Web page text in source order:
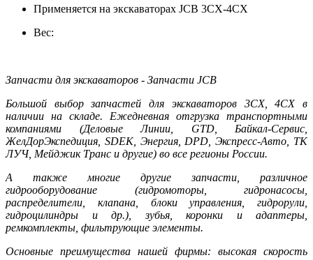
Применяется на экскаваторах JCB 3CX-4CX
Вес:
Запчасти для экскаваторов - Запчасти JCB
Большой выбор запчастей для экскаваторов 3CX, 4CX в
наличии на складе. Ежедневная отгрузка транспортными
компаниями (Деловые Линии, GTD, Байкал-Сервис,
ЖелДорЭкспедиция, SDEK, Энергия, DPD, Экспресс-Авто, ТК
ЛУЧ, Мейджик Транс и другие) во все регионы России.
А также многие другие запчасти, различное
гидрооборудование (гидромоторы, гидронасосы,
распределители, клапана, блоки управления, гидрорули,
гидроцилиндры и др.), зубья, коронки и адаптеры,
ремкомплекты, фильтрующие элементы.
Основные преимущества нашей фирмы: высокая скорость